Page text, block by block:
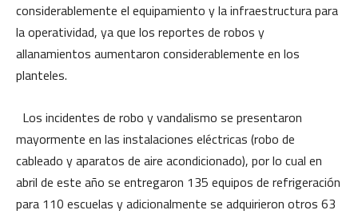
considerablemente el equipamiento y la infraestructura para
la operatividad, ya que los reportes de robos y
allanamientos aumentaron considerablemente en los
planteles.
Los incidentes de robo y vandalismo se presentaron
mayormente en las instalaciones eléctricas (robo de
cableado y aparatos de aire acondicionado), por lo cual en
abril de este año se entregaron 135 equipos de refrigeración
para 110 escuelas y adicionalmente se adquirieron otros 63